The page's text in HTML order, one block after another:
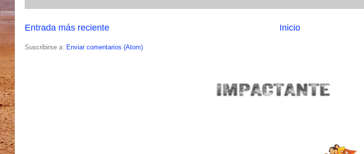
Entrada más reciente Inicio
Suscribirse a: Enviar comentarios (Atom)